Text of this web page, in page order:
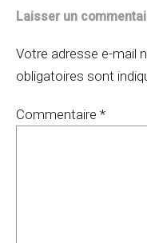
Laisser un
Votre adresse e-mail
obligatoires sont
Commentaire *